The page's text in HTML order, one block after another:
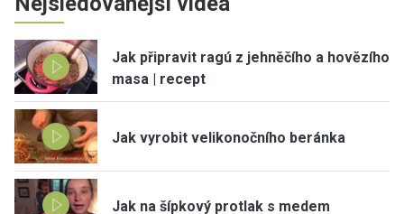
Jak připravit ragú z jehněčího a hovězího
masa | recept
Jak vyrobit velikonočního beránka
Jak na šípkový protlak s medem